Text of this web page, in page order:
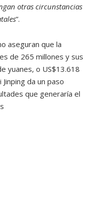
otras circunstancias
”.
aseguran que la
de 265 millones y sus
yuanes, o US$13.618
da un paso
que generaría el